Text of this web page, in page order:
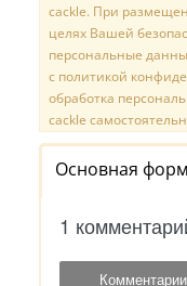
cackle. При
целях Вашей
персональные
с политикой
обработка
cackle
Основная
1